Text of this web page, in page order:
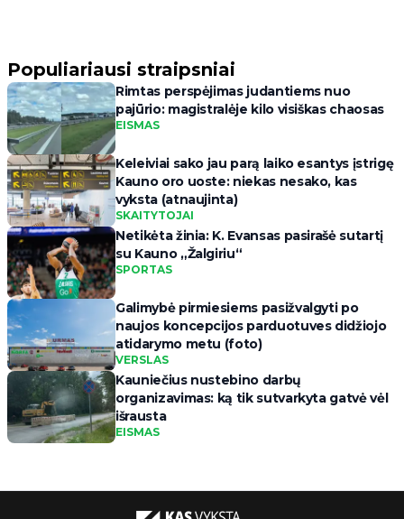
Populiariausi straipsniai
Rimtas perspėjimas judantiems nuo
pajūrio: magistralėje kilo visiškas chaosas
EISMAS
Keleiviai sako jau parą laiko esantys įstrigę
Kauno oro uoste: niekas nesako, kas
vyksta (atnaujinta)
SKAITYTOJAI
Netikėta žinia: K. Evansas pasirašė sutartį
su Kauno „Žalgiriu“
SPORTAS
Galimybė pirmiesiems pasižvalgyti po
naujos koncepcijos parduotuves didžiojo
atidarymo metu (foto)
VERSLAS
Kauniečius nustebino darbų
organizavimas: ką tik sutvarkyta gatvė vėl
išrausta
EISMAS